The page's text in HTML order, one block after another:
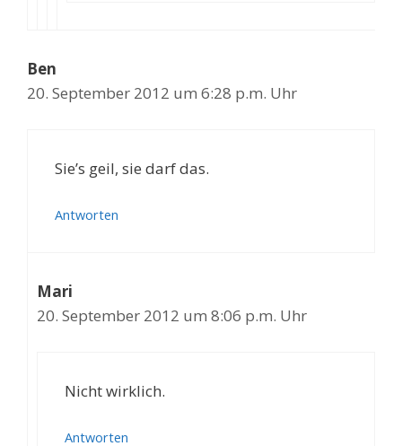
Ben
20. September 2012 um 6:28 p.m. Uhr
Sie’s geil, sie darf das.
Antworten
Mari
20. September 2012 um 8:06 p.m. Uhr
Nicht wirklich.
Antworten